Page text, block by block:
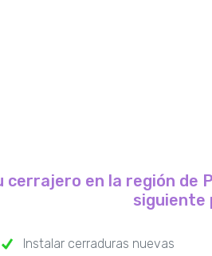
cerrajero en la región de
siguiente
Instalar cerraduras nuevas